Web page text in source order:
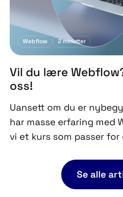
Webflow 2minutter
Vil du lære
oss!
Uansett om du er
har masse erfaring med
vi et kurs som passer for
Se alle